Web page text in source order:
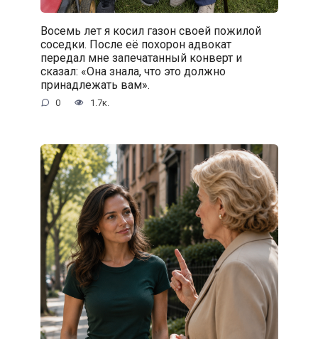
Восемь лет я косил газон своей пожилой
соседки. После её похорон адвокат
передал мне запечатанный конверт и
сказал: «Она знала, что это должно
принадлежать вам».
0 1.7к.